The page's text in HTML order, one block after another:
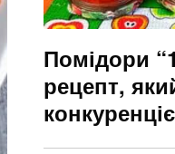
Помідори
рецепт,